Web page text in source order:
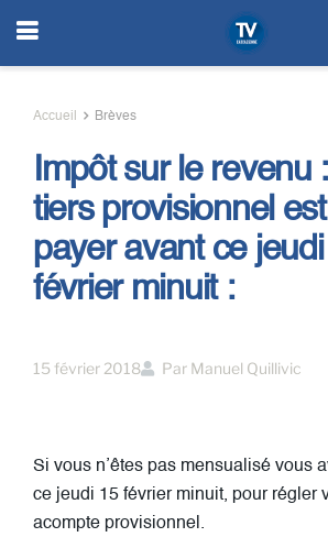
Accueil Brèves
Impôt sur le revenu
tiers provisionnel
payer avant ce
février minuit :
15 février 2018 Par Manuel Quillivic
Si vous n’êtes pas mensualisé vous
ce jeudi 15 février minuit, pour régler
acompte provisionnel.